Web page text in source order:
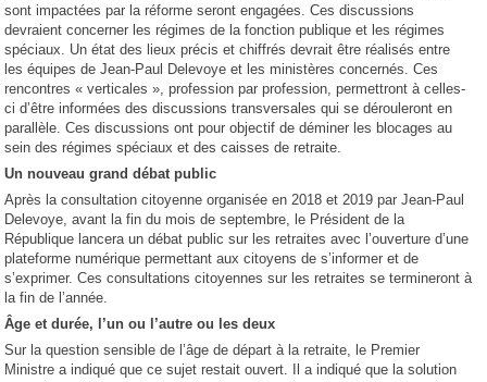
sont impactées par la réforme seront engagées. Ces discussions
devraient concerner les régimes de la fonction publique et les régimes
spéciaux. Un état des lieux précis et chiffrés devrait être réalisés entre
les équipes de Jean-Paul Delevoye et les ministères concernés. Ces
rencontres « verticales », profession par profession, permettront à celles-
ci d’être informées des discussions transversales qui se dérouleront en
parallèle. Ces discussions ont pour objectif de déminer les blocages au
sein des régimes spéciaux et des caisses de retraite.
Un nouveau grand débat public
Après la consultation citoyenne organisée en 2018 et 2019 par Jean-Paul
Delevoye, avant la fin du mois de septembre, le Président de la
République lancera un débat public sur les retraites avec l’ouverture d’une
plateforme numérique permettant aux citoyens de s’informer et de
s’exprimer. Ces consultations citoyennes sur les retraites se termineront à
la fin de l’année.
Âge et durée, l’un ou l’autre ou les deux
Sur la question sensible de l’âge de départ à la retraite, le Premier
Ministre a indiqué que ce sujet restait ouvert. Il a indiqué que la solution